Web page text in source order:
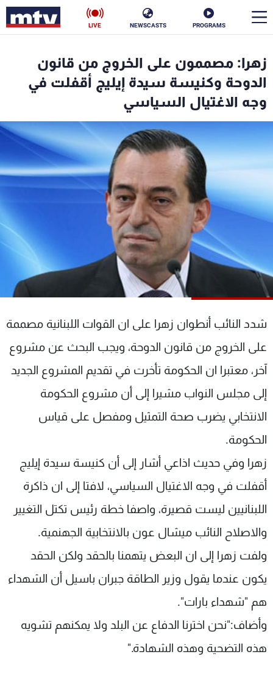
PROGRAMS
NEWSCASTS
LIVE
زهرا: مصممون على الخروج من قانون
الدوحة وكنيسة سيدة إيليج أقفلت في
وجه الاغتيال السياسي
شدد النائب أنطوان زهرا على ان القوات اللبنانية مصممة
على الخروج من قانون الدوحة، ويجب البحث عن مشروع
آخر، معتبرا ان الحكومة تأخرت في تقديم المشروع الجديد
إلى مجلس النواب مشيرا إلى أن مشروع الحكومة
الانتخابي يضرب صحة التمثيل ومفصل على قياس
الحكومة.
زهرا وفي حديث اذاعي أشار إلى أن كنيسة سيدة إيليج
أقفلت في وجه الاغتيال السياسي، لافتا إلى ان ذاكرة
اللبنانيين ليست قصيرة، واصفا خطة رئيس تكتل التغيير
والاصلاح النائب ميشال عون بالانتخابية الجهنمية.
ولفت زهرا إلى ان البعض يتهمنا بالحقد ولكن الحقد
يكون عندما يقول وزير الطاقة جبران باسيل أن الشهداء
هم "شهداء بارات".
وأضاف:"نحن اخترنا الدفاع عن البلد ولا يمكنهم تشويه
هذه التضحية وهذه الشهادة."
الأخبار
سياسة ناس
إقتصاد فن
منوعات رياضة
كأس العالم
البرامج
جدول البرامج
شاهد البرامج
الترددات
عن MTV
الإنـتـاج
لاعلاناتكم
وظائف
تواصل معنا
شروط الإسـتخدام
سياسة الخصوصية